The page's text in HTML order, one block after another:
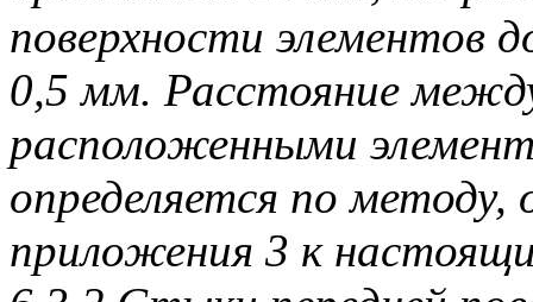
поверхности элементов
0,5 мм. Расстояние
расположенными
определяется по методу,
приложения 3 к